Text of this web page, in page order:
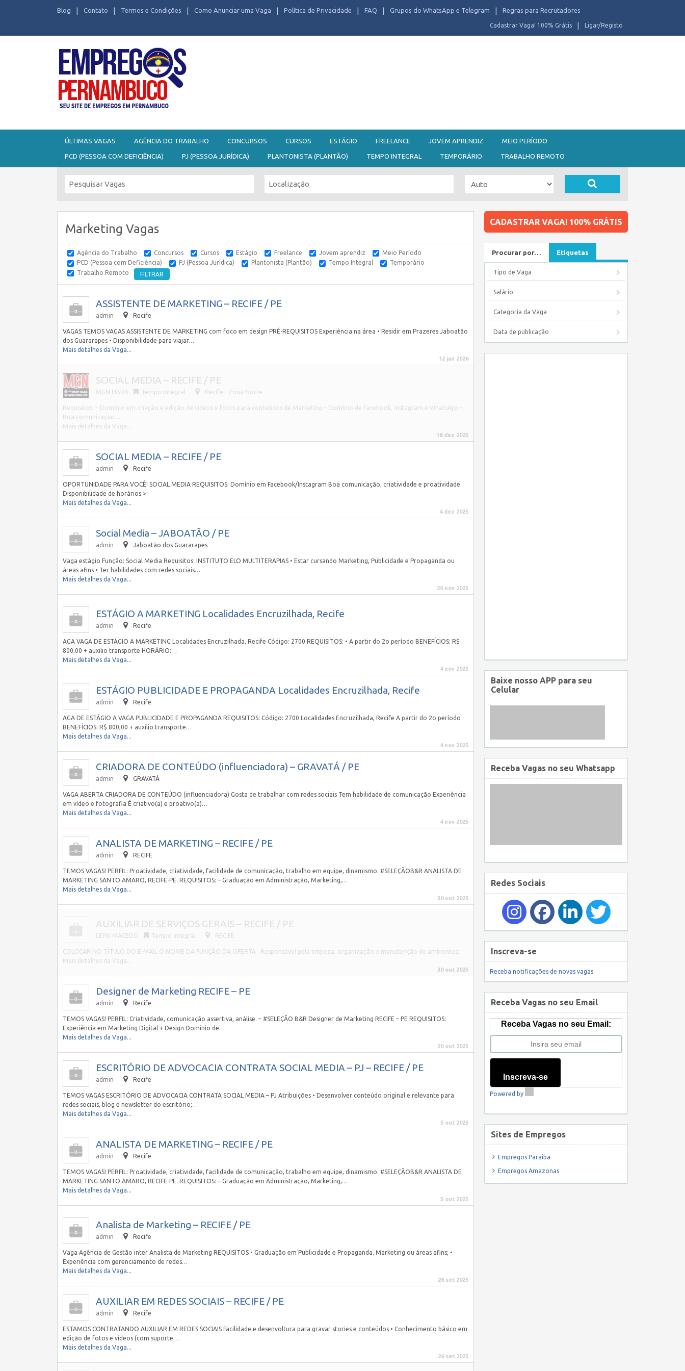
Blog Contato Termos e Condições Como Anunciar uma Vaga Política de Privacidade FAQ Grupos do WhatsApp e Telegram Regras para Recrutadores
Ligar/Registo
Cadastrar Vaga! 100% Grátis
ÚLTIMAS VAGAS AGÊNCIA DO TRABALHO CONCURSOS CURSOS ESTÁGIO FREELANCE JOVEM APRENDIZ MEIO PERÍODO
PCD (PESSOA COM DEFICIÊNCIA) PJ (PESSOA JURÍDICA) PLANTONISTA (PLANTÃO) TEMPO INTEGRAL TEMPORÁRIO TRABALHO REMOTO
Marketing Vagas
Agência do Trabalho Concursos Cursos Estágio Freelance Jovem aprendiz
Meio Período
PCD (Pessoa com Deficiência)
PJ (Pessoa Jurídica) Plantonista (Plantão) Tempo Integral
Temporário
Trabalho Remoto
ASSISTENTE DE MARKETING – RECIFE / PE
admin Recife
VAGAS TEMOS VAGAS ASSISTENTE DE MARKETING com foco em design PRÉ-REQUISITOS Experiência na área • Residir em Prazeres Jaboatão
dos Guararapes • Disponibilidade para viajar…
Mais detalhes da Vaga...
12 jan 2026
SOCIAL MEDIA – RECIFE / PE
MGN FIBRA Tempo Integral Recife - Zona Norte
Requisitos: – Domínio em criação e edição de vídeos e fotos para conteúdos de Marketing – Domínio de Facebook, Instagram e WhatsApp –
Boa comunicação…
Mais detalhes da Vaga...
18 dez 2025
SOCIAL MEDIA – RECIFE / PE
admin Recife
OPORTUNIDADE PARA VOCÊ! SOCIAL MEDIA REQUISITOS: Domínio em Facebook/Instagram Boa comunicação, criatividade e proatividade
Disponibilidade de horários >
Mais detalhes da Vaga...
4 dez 2025
Social Media – JABOATÃO / PE
admin Jaboatão dos Guararapes
Vaga estágio Função: Social Media Requisitos: INSTITUTO ELO MULTITERAPIAS • Estar cursando Marketing, Publicidade e Propaganda ou
áreas afins • Ter habilidades com redes sociais…
Mais detalhes da Vaga...
20 nov 2025
ESTÁGIO A MARKETING Localidades Encruzilhada, Recife
admin Recife
AGA VAGA DE ESTÁGIO A MARKETING Localidades Encruzilhada, Recife Código: 2700 REQUISITOS: • A partir do 2o período BENEFÍCIOS: R$
800,00 + auxilio transporte HORÁRIO:…
Mais detalhes da Vaga...
4 nov 2025
ESTÁGIO PUBLICIDADE E PROPAGANDA Localidades Encruzilhada, Recife
admin Recife
AGA DE ESTÁGIO A VAGA PUBLICIDADE E PROPAGANDA REQUISITOS: Código: 2700 Localidades Encruzilhada, Recife A partir do 2o período
BENEFÍCIOS: R$ 800,00 + auxílio transporte…
Mais detalhes da Vaga...
4 nov 2025
CRIADORA DE CONTEÚDO (influenciadora) – GRAVATÁ / PE
admin GRAVATÁ
VAGA ABERTA CRIADORA DE CONTEÚDO (influenciadora) Gosta de trabalhar com redes sociais Tem habilidade de comunicação Experiência
em vídeo e fotografia É criativo(a) e proativo(a)…
Mais detalhes da Vaga...
4 nov 2025
ANALISTA DE MARKETING – RECIFE / PE
admin RECIFE
TEMOS VAGAS! PERFIL: Proatividade, criatividade, facilidade de comunicação, trabalho em equipe, dinamismo. #SELEÇÃOB&R ANALISTA DE
MARKETING SANTO AMARO, RECIFE-PE. REQUISITOS: – Graduação em Administração, Marketing,…
Mais detalhes da Vaga...
30 out 2025
AUXILIAR DE SERVIÇOS GERAIS – RECIFE / PE
LEFKI MACEDO Tempo Integral RECIFE
COLOCAR NO TÍTULO DO E-MAIL O NOME DA FUNÇÃO DA OFERTA Responsável pela limpeza, organização e manutenção de ambientes;.
Mais detalhes da Vaga...
30 out 2025
Designer de Marketing RECIFE – PE
admin Recife
TEMOS VAGAS! PERFIL: Criatividade, comunicação assertiva, análise. – #SELEÇÃO B&R Designer de Marketing RECIFE – PE REQUISITOS:
Experiência em Marketing Digital + Design Domínio de…
Mais detalhes da Vaga...
20 out 2025
ESCRITÓRIO DE ADVOCACIA CONTRATA SOCIAL MEDIA – PJ – RECIFE / PE
admin Recife
TEMOS VAGAS ESCRITÓRIO DE ADVOCACIA CONTRATA SOCIAL MEDIA – PJ Atribuições • Desenvolver conteúdo original e relevante para
redes sociais, blog e newsletter do escritório;…
Mais detalhes da Vaga...
5 out 2025
ANALISTA DE MARKETING – RECIFE / PE
admin Recife
TEMOS VAGAS! PERFIL: Proatividade, criatividade, facilidade de comunicação, trabalho em equipe, dinamismo. #SELEÇÃOB&R ANALISTA DE
MARKETING SANTO AMARO, RECIFE-PE. REQUISITOS: – Graduação em Administração, Marketing,…
Mais detalhes da Vaga...
5 out 2025
Analista de Marketing – RECIFE / PE
admin Recife
Vaga Agência de Gestão inter Analista de Marketing REQUISITOS • Graduação em Publicidade e Propaganda, Marketing ou áreas afins; •
Experiência com gerenciamento de redes…
Mais detalhes da Vaga...
26 set 2025
AUXILIAR EM REDES SOCIAIS – RECIFE / PE
admin Recife
ESTAMOS CONTRATANDO AUXILIAR EM REDES SOCIAIS Facilidade e desenvoltura para gravar stories e conteúdos • Conhecimento básico em
edição de fotos e vídeos (com suporte…
Mais detalhes da Vaga...
26 set 2025
CADASTRAR VAGA! 100% GRÁTIS
Procurar por… Etiquetas
Tipo de Vaga
Salário
Categoria da Vaga
Data de publicação
Baixe nosso APP para seu
Celular
Receba Vagas no seu Whatsapp
Redes Sociais
Inscreva-se
Receba notificações de novas vagas
Receba Vagas no seu Email
Receba Vagas no seu Email:
Inscreva-se
Powered by
Sites de Empregos
Empregos Paraiba
Empregos Amazonas